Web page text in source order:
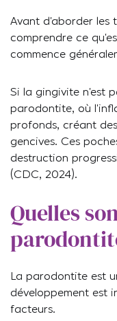
Avant d’aborder les
comprendre ce
commence
Si la gingivite n’est
parodontite, où
profonds, créant
gencives. Ces
destruction
(CDC, 2024).
Quelles
La parodontite est
développement est
facteurs.